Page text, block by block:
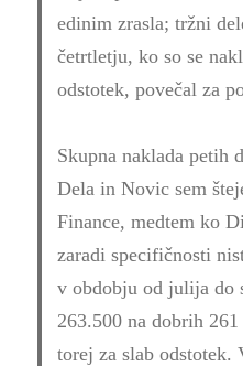
edinim zrasla; tržni
četrtletju, ko so se
odstotek, povečal za
Skupna naklada petih
Dela in Novic sem
Finance, medtem ko
zaradi specifičnosti
v obdobju od julija do
263.500 na dobrih
torej za slab odstotek.